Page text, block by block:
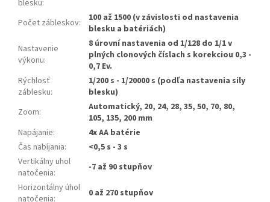
blesku:
Počet zábleskov:
100 až 1500 (v závislosti od nastavenia
blesku a batériách)
Nastavenie
výkonu:
8 úrovní nastavenia od 1/128 do 1/1 v
plných clonových číslach s korekciou 0,3 -
0,7 Ev.
Rýchlosť
záblesku:
1/200 s - 1/20000 s (podľa nastavenia sily
blesku)
Zoom:
Automatický, 20, 24, 28, 35, 50, 70, 80,
105, 135, 200 mm
Napájanie:
4x AA batérie
Čas nabíjania:
<0,5 s - 3 s
Vertikálny uhol
natočenia:
-7 až 90 stupňov
Horizontálny úhol
natočenia:
0 až 270 stupňov